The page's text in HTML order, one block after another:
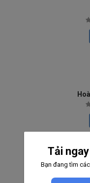
Tải
Bạn đang tìm